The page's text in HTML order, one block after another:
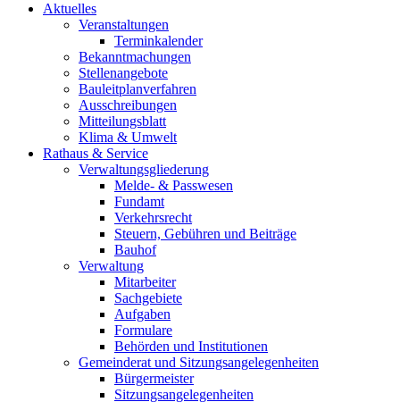
Aktuelles
Veranstaltungen
Terminkalender
Bekanntmachungen
Stellenangebote
Bauleitplanverfahren
Ausschreibungen
Mitteilungsblatt
Klima & Umwelt
Rathaus & Service
Verwaltungsgliederung
Melde- & Passwesen
Fundamt
Verkehrsrecht
Steuern, Gebühren und Beiträge
Bauhof
Verwaltung
Mitarbeiter
Sachgebiete
Aufgaben
Formulare
Behörden und Institutionen
Gemeinderat und Sitzungsangelegenheiten
Bürgermeister
Sitzungsangelegenheiten